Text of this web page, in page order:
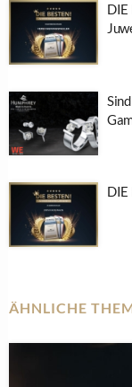
DIE
DIE
ÄHNLICHE